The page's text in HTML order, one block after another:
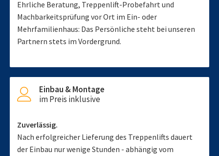
Ehrliche Beratung, Treppenlift-Probefahrt und
Machbarkeitsprüfung vor Ort im Ein- oder
Mehrfamilienhaus: Das Persönliche steht bei unseren
Partnern stets im Vordergrund.
Einbau & Montage
im Preis inklusive
Zuverlässig.
Nach erfolgreicher Lieferung des Treppenlifts dauert
der Einbau nur wenige Stunden - abhängig vom